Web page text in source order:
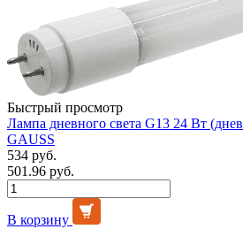
Быстрый просмотр
Лампа дневного света G13 24 Вт
GAUSS
534 руб.
501.96 руб.
В корзину